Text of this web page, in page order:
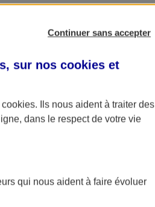
Continuer sans accepter
sur nos cookies et
cookies. Ils nous aident à traiter des
dans le respect de votre vie
qui nous aident à faire évoluer